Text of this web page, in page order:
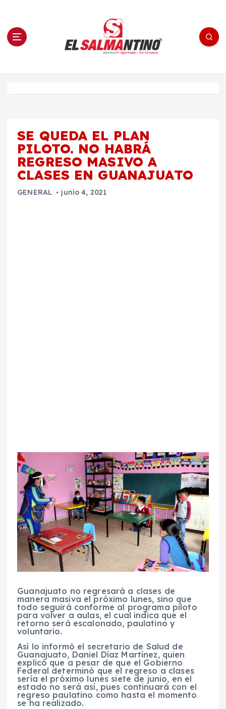
n El Salmantino - medios/noticias/editorial
SE QUEDA EL PLAN
PILOTO. NO HABRÁ
REGRESO MASIVO A
CLASES EN GUANAJUATO
GENERAL junio 4, 2021
Guanajuato no regresará a clases de
manera masiva el próximo lunes, sino que
todo seguirá conforme al programa piloto
para volver a aulas, el cual indica que el
retorno será escalonado, paulatino y
voluntario.
Así lo informó el secretario de Salud de
Guanajuato, Daniel Díaz Martínez, quien
explicó que a pesar de que el Gobierno
Federal determinó que el regreso a clases
sería el próximo lunes siete de junio, en el
estado no será así, pues continuará con el
regreso paulatino como hasta el momento
se ha realizado.